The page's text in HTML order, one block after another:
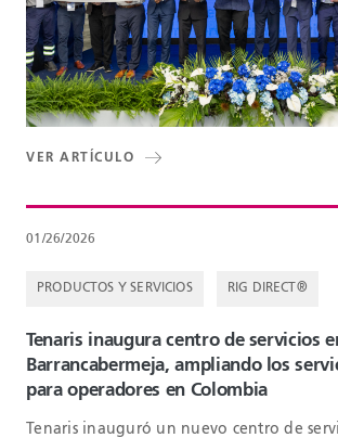
VER ARTÍCULO
01/26/2026
PRODUCTOS Y SERVICIOS RIG DIRECT®
Tenaris inaugura centro de servicios
Barrancabermeja, ampliando los
para operadores en Colombia
Tenaris inauguró un nuevo centro de